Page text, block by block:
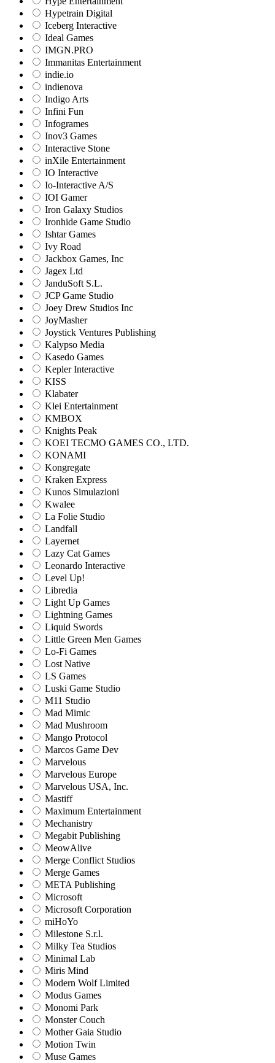
Hypetrain Digital
Iceberg Interactive
Ideal Games
IMGN.PRO
Immanitas Entertainment
indie.io
indienova
Indigo Arts
Infini Fun
Infogrames
Inov3 Games
Interactive Stone
inXile Entertainment
IO Interactive
Io-Interactive A/S
IOI Gamer
Iron Galaxy Studios
Ironhide Game Studio
Ishtar Games
Ivy Road
Jackbox Games, Inc
Jagex Ltd
JanduSoft S.L.
JCP Game Studio
Joey Drew Studios Inc
JoyMasher
Joystick Ventures Publishing
Kalypso Media
Kasedo Games
Kepler Interactive
KISS
Klabater
Klei Entertainment
KMBOX
Knights Peak
KOEI TECMO GAMES CO., LTD.
KONAMI
Kongregate
Kraken Express
Kunos Simulazioni
Kwalee
La Folie Studio
Landfall
Layernet
Lazy Cat Games
Leonardo Interactive
Level Up!
Libredia
Light Up Games
Lightning Games
Liquid Swords
Little Green Men Games
Lo-Fi Games
Lost Native
LS Games
Luski Game Studio
M11 Studio
Mad Mimic
Mad Mushroom
Mango Protocol
Marcos Game Dev
Marvelous
Marvelous Europe
Marvelous USA, Inc.
Mastiff
Maximum Entertainment
Mechanistry
Megabit Publishing
MeowAlive
Merge Conflict Studios
Merge Games
META Publishing
Microsoft
Microsoft Corporation‬
miHoYo
Milestone S.r.l.
Milky Tea Studios
Minimal Lab
Miris Mind
Modern Wolf Limited
Modus Games
Monomi Park
Monster Couch
Mother Gaia Studio
Motion Twin
Muse Games